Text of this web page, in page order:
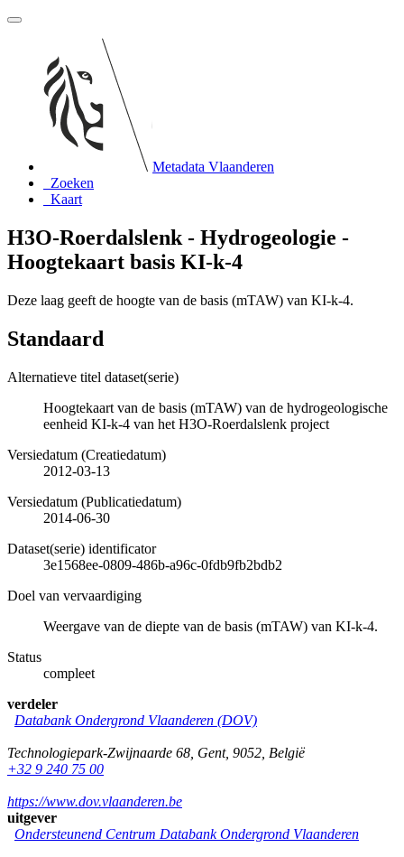
Metadata Vlaanderen
Zoeken
Kaart
H3O-Roerdalslenk - Hydrogeologie -
Hoogtekaart basis KI-k-4
Deze laag geeft de hoogte van de basis (mTAW) van KI-k-4.
Standaard
Alternatieve titel dataset(serie)
Hoogtekaart van de basis (mTAW) van de hydrogeologische
eenheid KI-k-4 van het H3O-Roerdalslenk project
Versiedatum (Creatiedatum)
2012-03-13
Versiedatum (Publicatiedatum)
2014-06-30
Dataset(serie) identificator
3e1568ee-0809-486b-a96c-0fdb9fb2bdb2
Doel van vervaardiging
Weergave van de diepte van de basis (mTAW) van KI-k-4.
Status
compleet
verdeler
Databank Ondergrond Vlaanderen (DOV)
Technologiepark-Zwijnaarde 68 Gent, 9052 België
+32 9 240 75 00
https://www.dov.vlaanderen.be
uitgever
Ondersteunend Centrum Databank Ondergrond Vlaanderen